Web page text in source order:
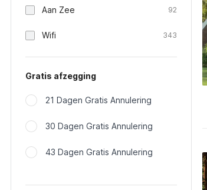
Aan Zee 92
Wifi 343
Gratis afzegging
21 Dagen Gratis Annulering
30 Dagen Gratis Annulering
43 Dagen Gratis Annulering